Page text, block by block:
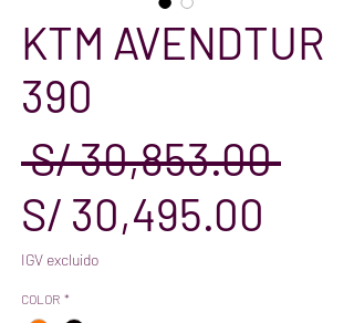
KTM AVENDTUR
390
S/ 30,853.00
S/ 30,495.00
IGV excluido
COLOR *